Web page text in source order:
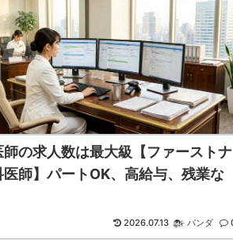
師の求人数は最大級【ファーストナ
医師】パートOK、高給与、残業な
2026.07.13 パンダ